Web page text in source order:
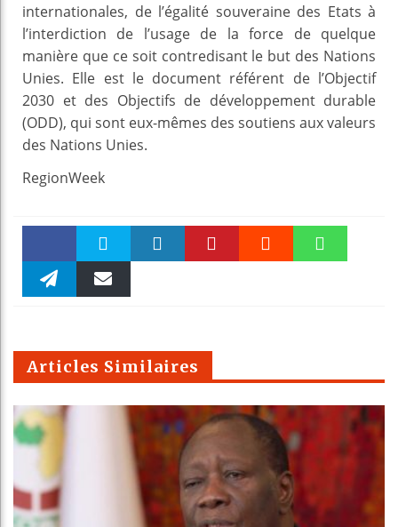
internationales, de l’égalité souveraine des Etats à
l’interdiction de l’usage de la force de quelque
manière que ce soit contredisant le but des Nations
Unies. Elle est le document référent de l’Objectif
2030 et des Objectifs de développement durable
(ODD), qui sont eux-mêmes des soutiens aux valeurs
des Nations Unies.
RegionWeek
Faceboo Twitter
m
Articles Similaires